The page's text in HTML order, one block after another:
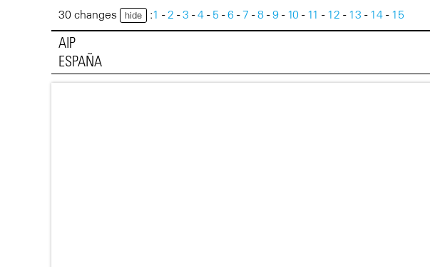
30 changes hide :1 -2 -3 -4 - 5 -6 -7 -8 -9 - 10 - 11 - 12 - 13 - 14 - 15
AIP
ESPAÑA